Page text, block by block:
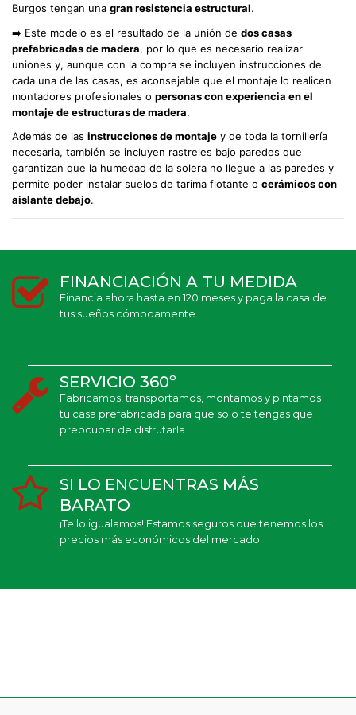
Burgos tengan una gran resistencia estructural.
➡️ Este modelo es el resultado de la unión de dos casas
prefabricadas de madera, por lo que es necesario realizar
uniones y, aunque con la compra se incluyen instrucciones de
cada una de las casas, es aconsejable que el montaje lo realicen
montadores profesionales o personas con experiencia en el
montaje de estructuras de madera.
Además de las instrucciones de montaje y de toda la tornillería
necesaria, también se incluyen rastreles bajo paredes que
garantizan que la humedad de la solera no llegue a las paredes y
permite poder instalar suelos de tarima flotante o cerámicos con
aislante debajo.
FINANCIACIÓN A TU MEDIDA
Financia ahora hasta en 120 meses y paga la casa de
tus sueños cómodamente.
SERVICIO 360º
Fabricamos, transportamos, montamos y pintamos
tu casa prefabricada para que solo te tengas que
preocupar de disfrutarla.
SI LO ENCUENTRAS MÁS
BARATO
¡Te lo igualamos! Estamos seguros que tenemos los
precios más económicos del mercado.